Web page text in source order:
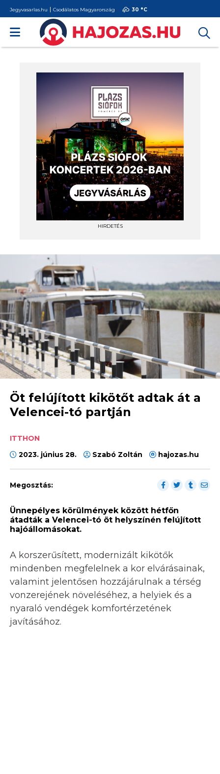
Jegyvasarlas.hu Csodálatos Magyarország 30 °C
HIRDETÉS
Öt felújított kikötőt adtak át a
Velencei-tó partján
ITTHON
2023. június 28.
Szabó Zoltán hajozas.hu
Megosztás:
Ünnepélyes körülmények között hétfőn
átadták a Velencei-tó öt helyszínén felújított
hajóállomásokat.
A korszerűsített, modernizált kikötők
mindenben megfelelnek a kor elvárásainak,
valamint jelentősen hozzájárulnak a térség
vonzerejének növeléséhez, a helyiek és a
nyaraló vendégek komfortérzetének
javításához.